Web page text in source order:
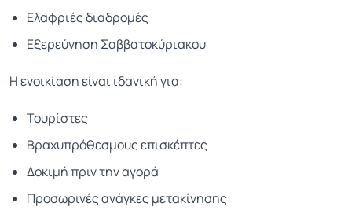
Ελαφριές διαδρομές
Εξερεύνηση Σαββατοκύριακου
Η ενοικίαση είναι ιδανική για:
Τουρίστες
Βραχυπρόθεσμους επισκέπτες
Δοκιμή πριν την αγορά
Προσωρινές ανάγκες μετακίνησης